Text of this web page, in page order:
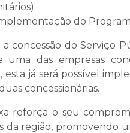
do
concessão do Serviço
uma das empresas
já será possível
concessionárias.
reforça o seu
da região, promovendo